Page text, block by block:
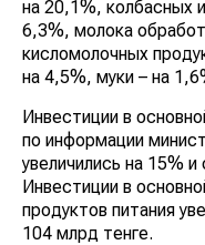
на 20,1%, колбасных
6,3%, молока
кисломолочных
на 4,5%, муки – на
Инвестиции в
по информации
увеличились на 15%
Инвестиции в
продуктов питания
104 млрд тенге.